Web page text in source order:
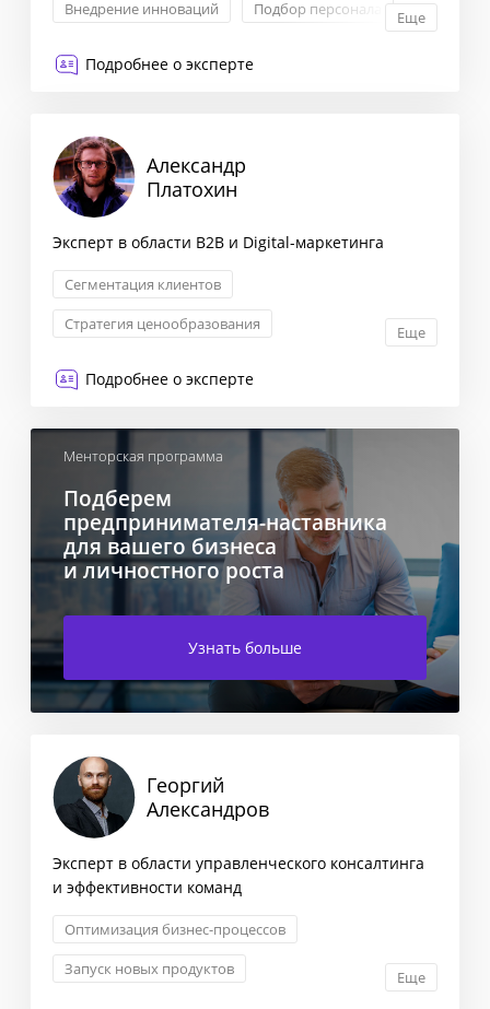
Внедрение инноваций Подбор персонала Еще
Подробнее о эксперте
Александр
Платохин
Эксперт в области B2B и Digital-маркетинга
Сегментация клиентов
Стратегия ценообразования
Еще
Подробнее о эксперте
Менторская программа
Подберем
предпринимателя-наставника
для вашего бизнеса
и личностного роста
Узнать больше
Георгий
Александров
Эксперт в области управленческого консалтинга
и эффективности команд
Оптимизация бизнес-процессов
Запуск новых продуктов
Еще